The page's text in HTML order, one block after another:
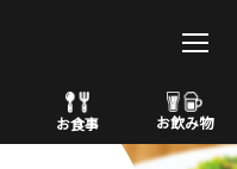
お食事 お飲み物